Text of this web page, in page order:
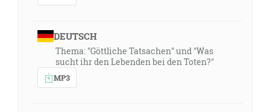
DEUTSCH
Thema: "Göttliche Tatsachen" und "Was
sucht ihr den Lebenden bei den Toten?"
MP3